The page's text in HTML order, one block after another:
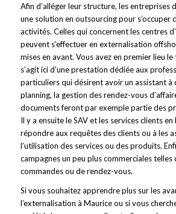
Afin d’alléger leur structure, les entreprises
une solution en outsourcing pour s’occuper
activités. Celles qui concernent les centres
peuvent s’effectuer en externalisation
mises en avant. Vous avez en premier lieu
s’agit ici d’une prestation dédiée aux
particuliers qui désirent avoir un assistant à
planning, la gestion des rendez-vous
documents feront par exemple partie des
Il y a ensuite le SAV et les services clients
répondre aux requêtes des clients ou à les
l’utilisation des services ou des produits.
campagnes un peu plus commerciales telles
commandes ou de rendez-vous.
Si vous souhaitez apprendre plus sur les
l’externalisation à Maurice ou si vous